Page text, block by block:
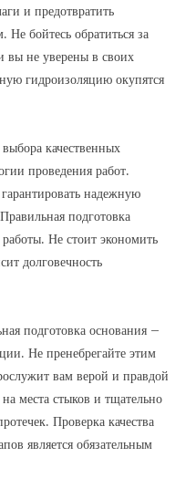
и предотвратить
бойтесь обратиться за
вы не уверены в своих
гидроизоляцию окупятся
качественных
проведения работ.
надежную
подготовка
Не стоит экономить
долговечность
подготовка основания –
Не пренебрегайте этим
вам верой и правдой
места стыков и тщательно
Проверка качества
является обязательным